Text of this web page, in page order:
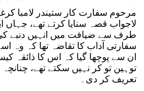
مرحوم سفارت کار ستیندر لامبا
لاجواب قصہ سنایا کرتے تھے،
طرف سے ضیافت میں انہیں دنبے
سفارتی آداب کا تقاضہ تھا کہ وہ
ان سے پوچھا گیا کہ اس کا ذائقہ
توہین تو کر نہیں سکتے تھے،
تعریف کر دی۔